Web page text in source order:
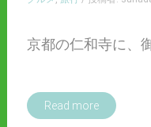
京都の仁和寺に、
Read more